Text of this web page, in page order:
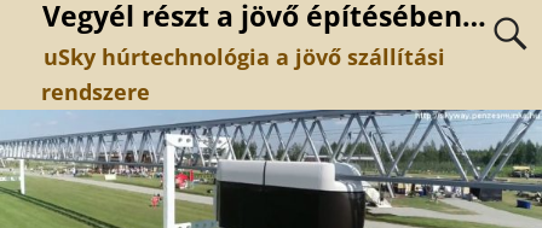
Vegyél részt a jövő építésében…
uSky húrtechnológia a jövő szállítási
rendszere